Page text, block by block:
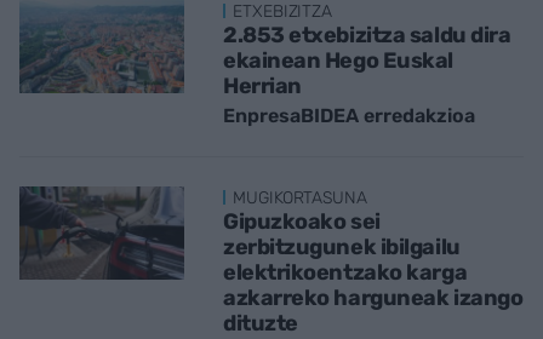
ETXEBIZITZA
2.853 etxebizitza saldu dira
ekainean Hego Euskal
Herrian
EnpresaBIDEA erredakzioa
MUGIKORTASUNA
Gipuzkoako sei
zerbitzugunek ibilgailu
elektrikoentzako karga
azkarreko harguneak izango
dituzte